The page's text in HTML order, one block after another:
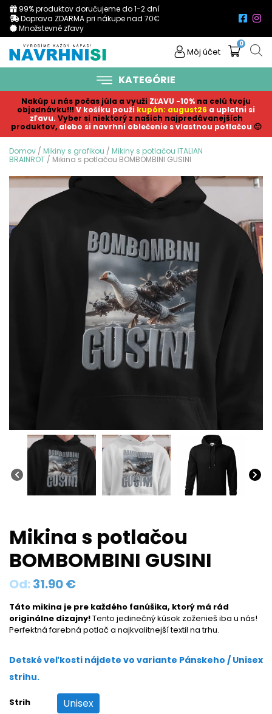
99% produktov doručujeme do 1-2 dní
Doprava ZDARMA pri nákupe nad 70€
Množstevné zľavy
Môj účet
0
KATEGÓRIE
Nakúp u nás počas júla a využi ZĽAVU -10% na celú tvoju
objednávku!!! V košíku použi kupón: august26 a uplatni si
zľavu. Vyber si niektorý z našich najpredávanejších
produktov, alebo si navrhni oblečenie s vlastnou potlačou 🙂
Domov / Mikiny s grafikou / Mikiny s potlačou ITALIAN
BRAINROT / Mikina s potlačou BOMBOMBINI GUSINI
Mikina s potlačou
BOMBOMBINI GUSINI
Od:31.90€
Táto mikina je pre každého fanúšika, ktorý má rád
originálne dizajny!Tento jedinečný kúsok zoženieš iba u nás!
Perfektná farebná potlač a najkvalitnejší textil na trhu.
Detské veľkosti nájdete vo variante Pánskeho / Unisex
strihu.
Strih Unisex
Unisex